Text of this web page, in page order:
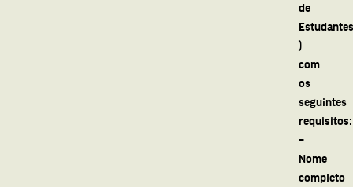
de
Estudantes
)
com
os
seguintes
requisitos:
–
Nome
completo